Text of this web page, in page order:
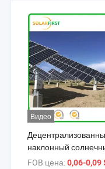
Видео
наклонный
односторонний
FOB цена:0,06-0,09